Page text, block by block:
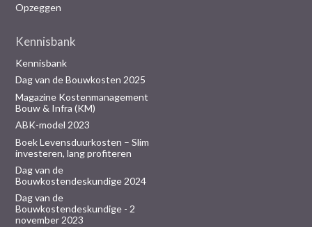
Opzeggen
Kennisbank
Kennisbank
Dag van de Bouwkosten 2025
Magazine Kostenmanagement
Bouw & Infra (KM)
ABK-model 2023
Boek Levensduurkosten – Slim
investeren, lang profiteren
Dag van de
Bouwkostendeskundige 2024
Dag van de
Bouwkostendeskundige - 2
november 2023